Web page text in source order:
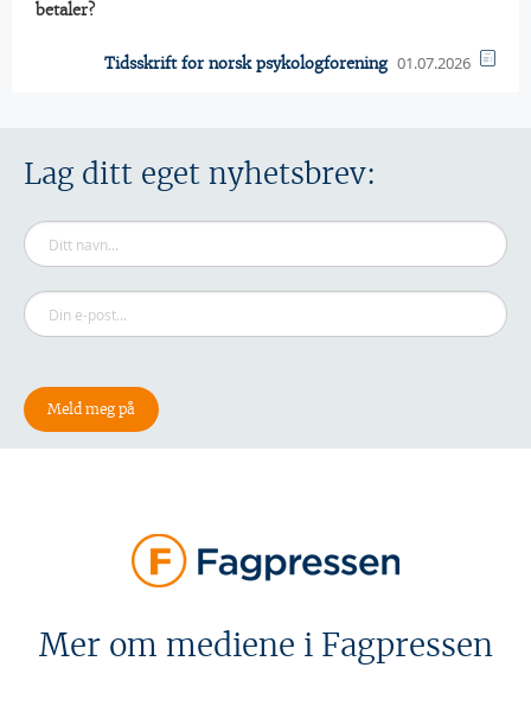
betaler?
Tidsskrift for norsk psykologforening 01.07.2026
Lag ditt eget nyhetsbrev:
Mer om mediene i Fagpressen